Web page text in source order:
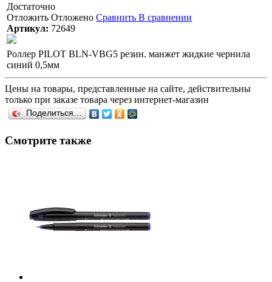
Достаточно
Отложить Отложено Сравнить В сравнении
Артикул: 72649
Роллер PILOT BLN-VBG5 резин. манжет жидкие чернила
синий 0,5мм
Цены на товары, представленные на сайте, действительны
только при заказе товара через интернет-магазин
Поделиться…
Смотрите также